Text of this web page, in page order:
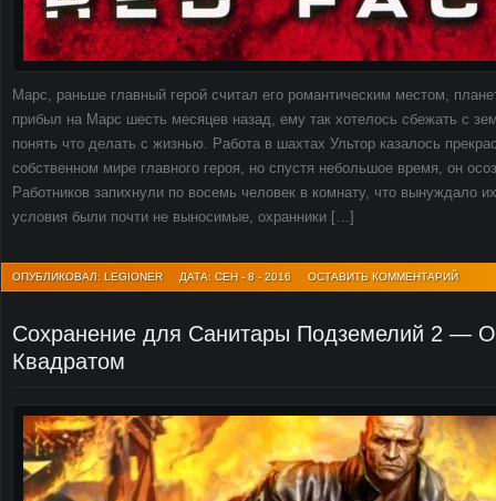
Марс, раньше главный герой считал его романтическим местом,
прибыл на Марс шесть месяцев назад, ему так хотелось сбежать с
понять что делать с жизнью. Работа в шахтах Ультор казалось
собственном мире главного героя, но спустя небольшое время, он
Работников запихнули по восемь человек в комнату, что вынуждало
условия были почти не выносимые, охранники […]
ОПУБЛИКОВАЛ: LEGIONER ДАТА: СЕН - 8 - 2016 ОСТАВИТЬ КОММЕНТАРИЙ
Сохранение для Санитары Подземелий 2 —
Квадратом